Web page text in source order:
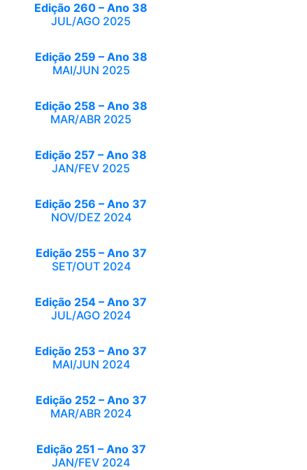
Edição 260 – Ano 38
JUL/AGO 2025
Edição 259 – Ano 38
MAI/JUN 2025
Edição 258 – Ano 38
MAR/ABR 2025
Edição 257 – Ano 38
JAN/FEV 2025
Edição 256 – Ano 37
NOV/DEZ 2024
Edição 255 – Ano 37
SET/OUT 2024
Edição 254 – Ano 37
JUL/AGO 2024
Edição 253 – Ano 37
MAI/JUN 2024
Edição 252 – Ano 37
MAR/ABR 2024
Edição 251 – Ano 37
JAN/FEV 2024